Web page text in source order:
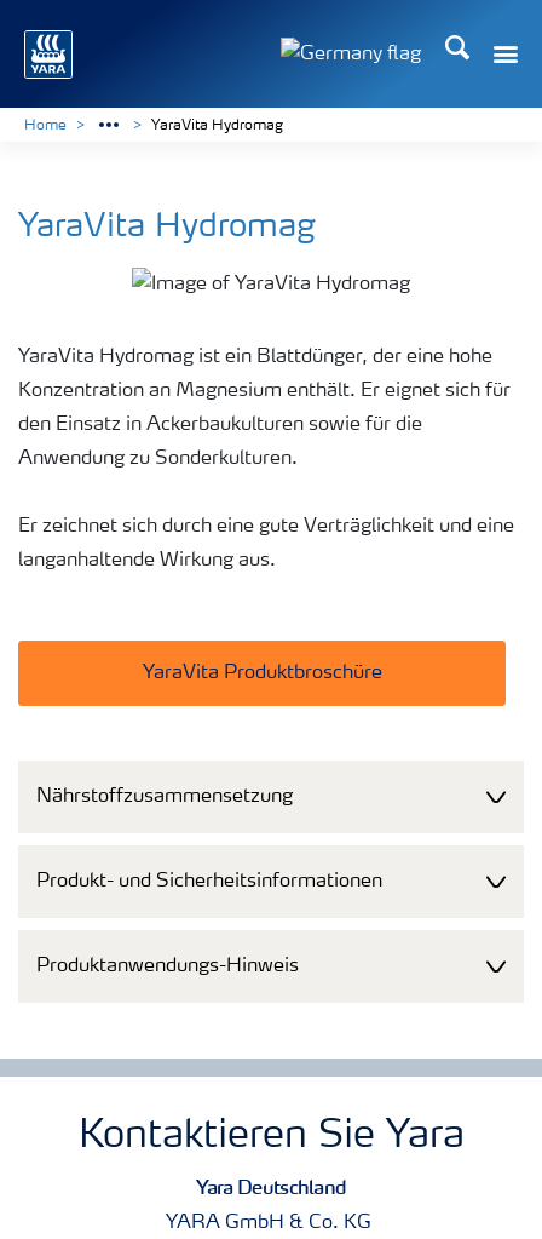
Suchen
Home YaraVita Hydromag
YaraVita Hydromag
YaraVita Hydromag ist ein Blattdünger, der eine hohe
Konzentration an Magnesium enthält. Er eignet sich für
den Einsatz in Ackerbaukulturen sowie für die
Anwendung zu Sonderkulturen.
Er zeichnet sich durch eine gute Verträglichkeit und eine
langanhaltende Wirkung aus.
YaraVita Produktbroschüre
Nährstoffzusammensetzung
Produkt- und Sicherheitsinformationen
Produktanwendungs-Hinweis
Kontaktieren Sie Yara
Yara Deutschland
YARA GmbH & Co. KG